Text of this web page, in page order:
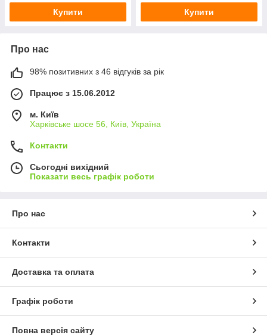
Купити Купити
Про нас
98% позитивних з 46 відгуків за рік
Працює з 15.06.2012
м. Київ
Харківське шосе 56, Київ, Україна
Контакти
Сьогодні вихідний
Показати весь графік роботи
Про нас
Контакти
Доставка та оплата
Графік роботи
Повна версія сайту